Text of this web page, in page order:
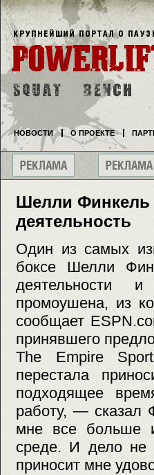
Шелли Финкель
деятельность
Один из самых
боксе Шелли
деятельности
промоушена, из
сообщает
принявшего
The Empire
перестала
подходящее
работу, —
мне все больше
среде. И дело не
приносит мне
НОВОСТИ О ПРОЕКТЕ